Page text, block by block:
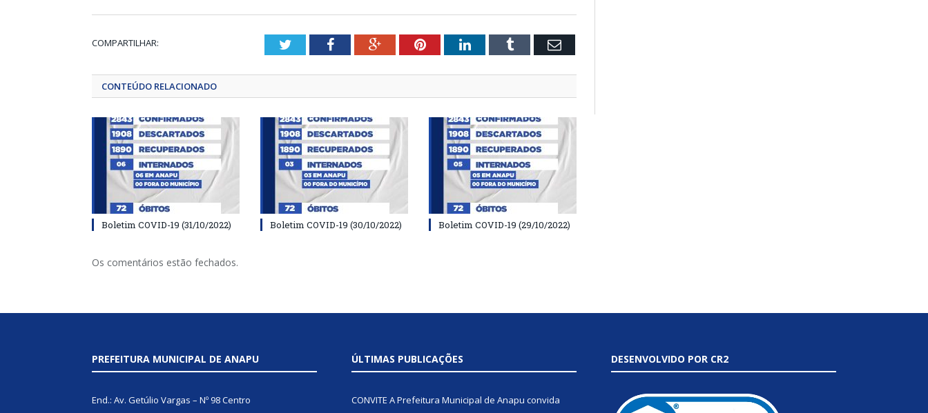
COMPARTILHAR: TwitterFacebookGoogle+PinterestLinkedInTumblr Email
CONTEÚDO RELACIONADO
Boletim COVID-19 (31/10/2022) Boletim COVID-19 (30/10/2022) Boletim COVID-19 (29/10/2022)
Os comentários estão fechados.
PREFEITURA MUNICIPAL DE ANAPU
End.: Av. Getúlio Vargas – Nº 98 Centro
ÚLTIMAS PUBLICAÇÕES
CONVITE A Prefeitura Municipal de Anapu convida
DESENVOLVIDO POR CR2